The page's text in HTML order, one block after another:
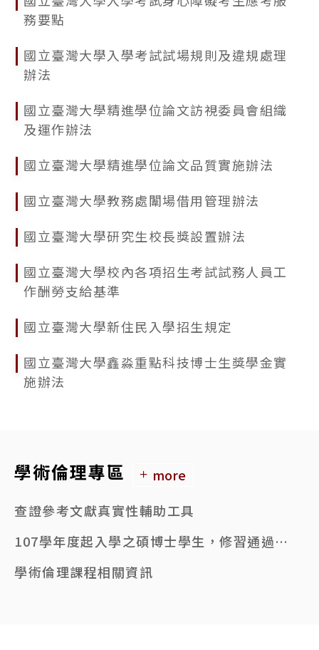
務要點
國立臺灣大學入學考試試場規則及違規處理
辦法
國立臺灣大學精進學位論文訪視委員會組織
及運作辦法
國立臺灣大學精進學位論文品質實施辦法
國立臺灣大學教務處闈場借用管理辦法
國立臺灣大學研究生校長獎設置辦法
國立臺灣大學校內各項招生考試試務人員工
作酬勞支給基準
國立臺灣大學新住民入學招生規定
國立臺灣大學鑫淼重點科技博士生獎學金實
施辦法
學術倫理專區
more
查證參考文獻真實性輔助工具
107學年度起入學之碩博士學生，修習通過6小時學術倫理課程者，始得申請學位考試。
學術倫理課程相關資訊